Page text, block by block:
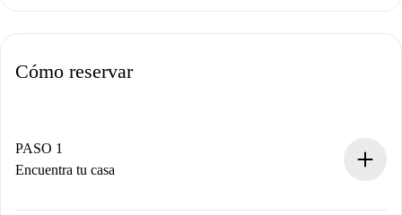
Cómo reservar
PASO 1
Encuentra tu casa